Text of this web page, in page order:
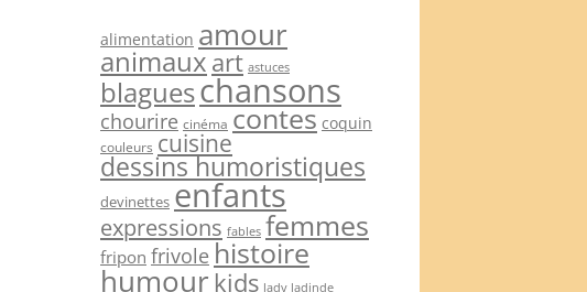
alimentation amour
animauxart astuces
blagueschansons
chourire cinéma contes coquin
couleurs cuisine
dessins humoristiques
devinettes enfants
expressions fables femmes
fripon frivole histoire
humour kids lady ladinde